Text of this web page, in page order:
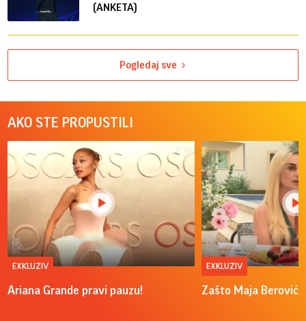
(ANKETA)
Pogledaj sve
AKO STE PROPUSTILI
EXKLUZIV
Ariana Grande pravi pauzu!
EXKLUZIV
Zašto Maja Berović